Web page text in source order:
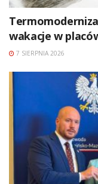
wakacje w
7 SIERPNIA 2026